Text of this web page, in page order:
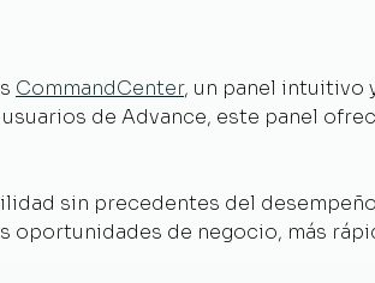
CommandCenter, un panel intuitivo
de Advance, este panel
sin precedentes del
oportunidades de negocio, más